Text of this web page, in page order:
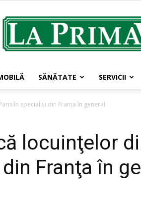
SĂNĂTATE SERVICII
în special şi din Franţa în general
locuinţelor
Franţa în